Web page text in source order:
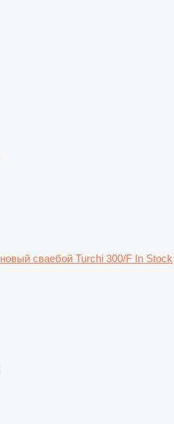
новый сваебой Turchi 300/F In Stock